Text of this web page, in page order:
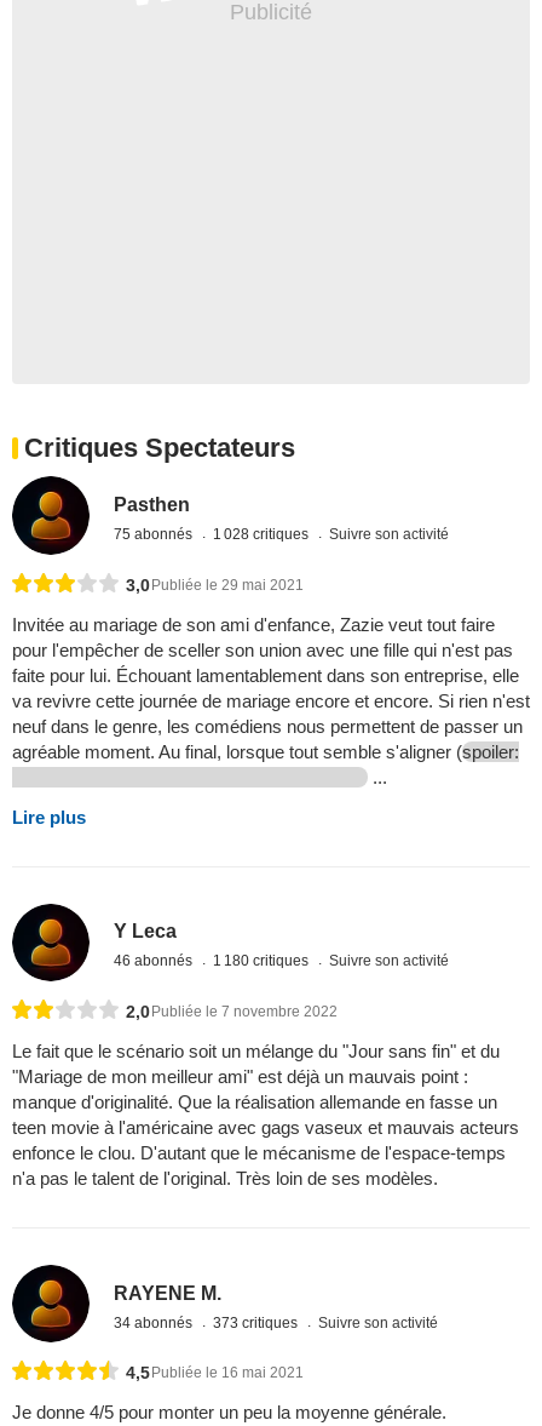
Critiques Spectateurs
Pasthen
75 abonnés 1 028 critiques Suivre son activité
3,0Publiée le 29 mai 2021
Invitée au mariage de son ami d'enfance, Zazie veut tout faire
pour l'empêcher de sceller son union avec une fille qui n'est pas
faite pour lui. Échouant lamentablement dans son entreprise, elle
va revivre cette journée de mariage encore et encore. Si rien n'est
neuf dans le genre, les comédiens nous permettent de passer un
agréable moment. Au final, lorsque tout semble s'aligner (spoiler:
...
Lire plus
Y Leca
46 abonnés 1 180 critiques Suivre son activité
2,0 Publiée le 7 novembre 2022
Le fait que le scénario soit un mélange du "Jour sans fin" et du
"Mariage de mon meilleur ami" est déjà un mauvais point :
manque d'originalité. Que la réalisation allemande en fasse un
teen movie à l'américaine avec gags vaseux et mauvais acteurs
enfonce le clou. D'autant que le mécanisme de l'espace-temps
n'a pas le talent de l'original. Très loin de ses modèles.
RAYENE M.
34 abonnés 373 critiques Suivre son activité
4,5 Publiée le 16 mai 2021
Je donne 4/5 pour monter un peu la moyenne générale.